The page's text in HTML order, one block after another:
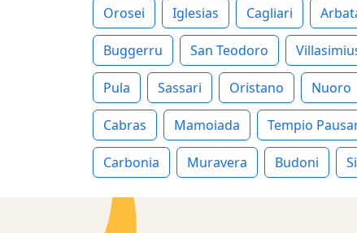
Orosei Iglesias Cagliari
Buggerru San Teodoro
Pula Sassari Oristano Nuoro
Cabras Mamoiada Tempio
Carbonia Muravera Budoni